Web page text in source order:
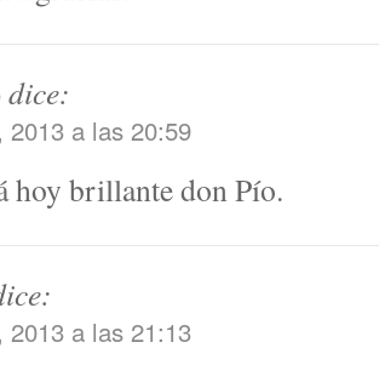
dice:
2013 a las 20:59
hoy brillante don Pío.
2013 a las 21:13